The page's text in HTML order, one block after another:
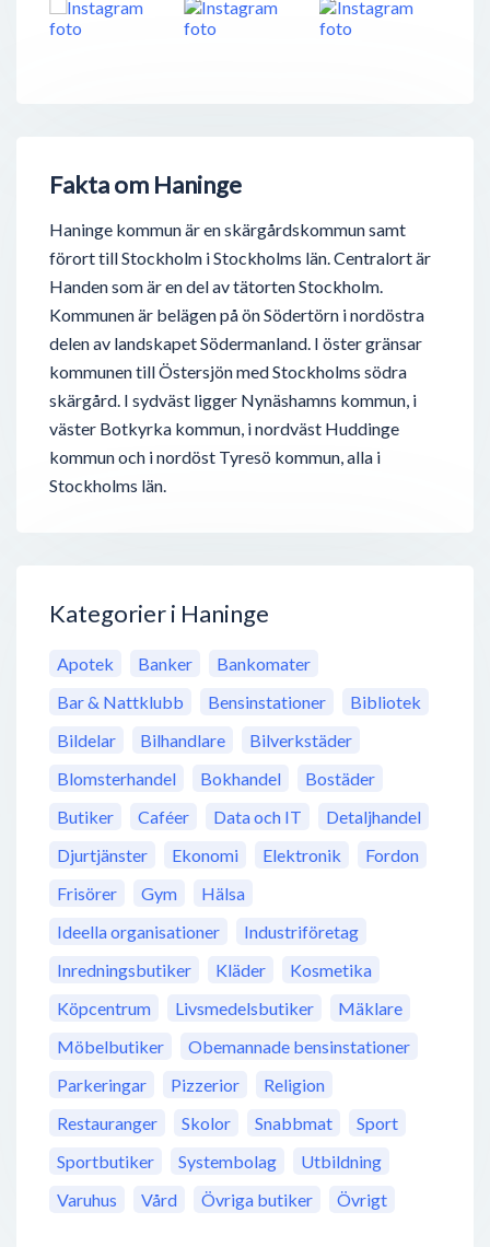
Fakta om Haninge
Haninge kommun är en skärgårdskommun samt
förort till Stockholm i Stockholms län. Centralort är
Handen som är en del av tätorten Stockholm.
Kommunen är belägen på ön Södertörn i nordöstra
delen av landskapet Södermanland. I öster gränsar
kommunen till Östersjön med Stockholms södra
skärgård. I sydväst ligger Nynäshamns kommun, i
väster Botkyrka kommun, i nordväst Huddinge
kommun och i nordöst Tyresö kommun, alla i
Stockholms län.
Kategorier i Haninge
Apotek Banker
Bankomater
Bar & Nattklubb
Bensinstationer
Bibliotek
Bildelar
Bilhandlare
Bilverkstäder
Blomsterhandel
Bokhandel
Bostäder
Butiker
Caféer Data och IT
Detaljhandel
Djurtjänster
Ekonomi Elektronik
Fordon
Frisörer
Gym
Hälsa
Ideella organisationer
Industriföretag
Inredningsbutiker
Kläder
Kosmetika
Köpcentrum
Livsmedelsbutiker
Mäklare
Möbelbutiker
Obemannade bensinstationer
Parkeringar
Pizzerior
Religion
Restauranger
Skolor Snabbmat
Sport
Sportbutiker
Systembolag
Utbildning
Varuhus
Vård Övriga butiker Övrigt